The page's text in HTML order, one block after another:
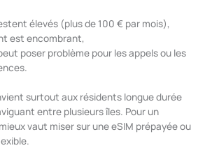
élevés (plus de 100 € par mois),
est encombrant,
poser problème pour les appels ou les
surtout aux résidents longue durée
entre plusieurs îles. Pour un
vaut miser sur une eSIM prépayée ou